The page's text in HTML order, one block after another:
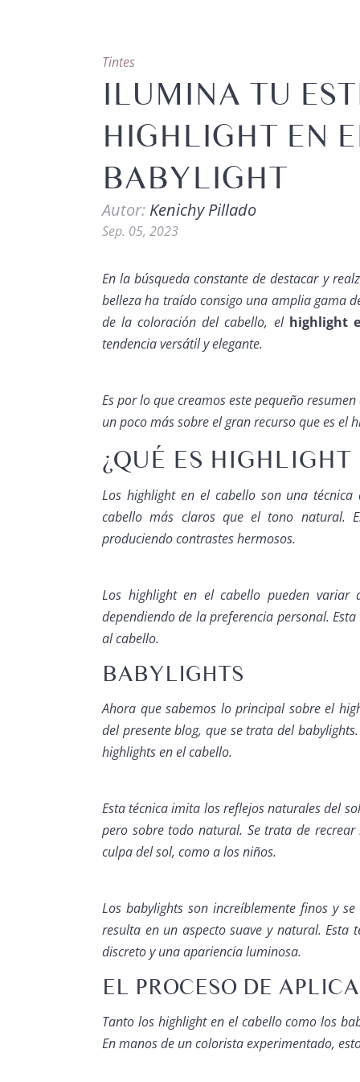
Tintes
ILUMINA TU
HIGHLIGHT EN
BABYLIGHT
Autor: Kenichy Pillado
Sep. 05, 2023
En la búsqueda constante de destacar y
belleza ha traído consigo una amplia gama
de la coloración del cabello, el highlight
tendencia versátil y elegante.
Es por lo que creamos este pequeño
un poco más sobre el gran recurso que es el
¿QUÉ ES
Los highlight en el cabelloson una técnica
cabello más claros que el tono natural.
produciendo contrastes hermosos.
Los highlight en el cabello pueden variar
dependiendo de la preferencia personal.
al cabello.
BABYLIGHTS
Ahora que sabemos lo principal sobre el
del presente blog, que se trata del
highlights en el cabello.
Esta técnica imita los reflejos naturales del
pero sobre todo natural. Se trata de
culpa del sol, como a los niños.
Los babylights son increíblemente finos y
resulta en un aspecto suave y natural. Esta
discreto y una apariencia luminosa.
EL PROCESO DE
Tanto los highlight en el cabellocomo los
En manos de un colorista experimentado,